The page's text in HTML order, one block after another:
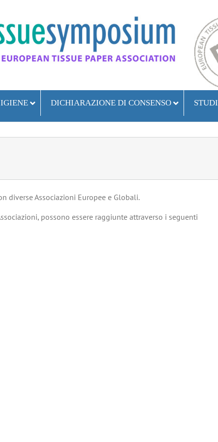
IGIENE DICHIARAZIONE DI CONSENSO STUDI
diverse Associazioni Europee e Globali.
possono essere raggiunte attraverso i seguenti